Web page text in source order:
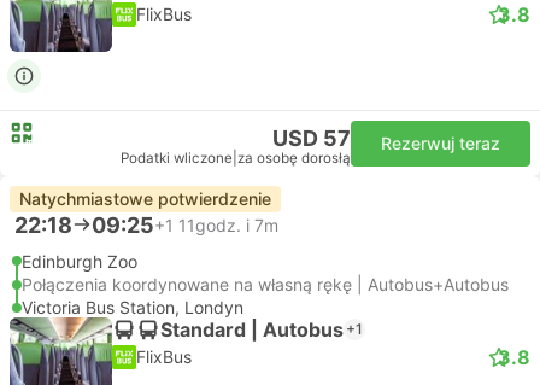
FlixBus 3.8
USD 57
Podatki wliczone za osobę dorosłą
Rezerwuj teraz
Natychmiastowe potwierdzenie
22:18 09:25+1 11godz. i 7m
Edinburgh Zoo
Połączenia koordynowane na własną rękę | Autobus+Autobus
Victoria Bus Station, Londyn
Standard | Autobus +1
FlixBus 3.8